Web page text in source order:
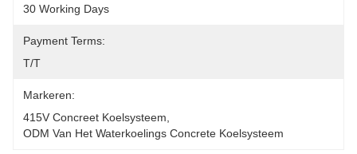
30 Working Days
Payment Terms:
T/T
Markeren:
415V Concreet Koelsysteem
ODM Van Het Waterkoelings Concrete Koelsysteem